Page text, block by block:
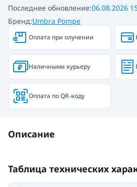
Бренд:Umbra Pompe
Последнее обновление:06.08.2026
Оплата при олучении
Наличными курьеру
Оплата по QR-коду
Описание
Таблица технических